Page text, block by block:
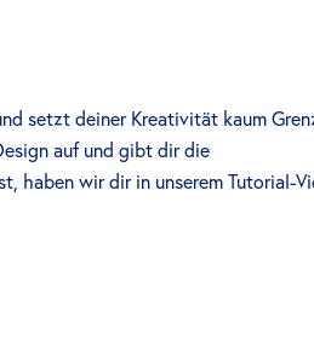
setzt deiner Kreativität kaum
auf und gibt dir die
haben wir dir in unserem Tutorial-